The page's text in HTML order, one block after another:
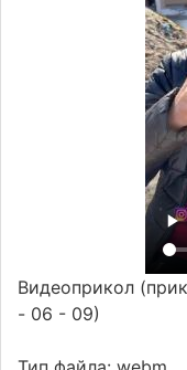
Видеоприкол
- 06 - 09)